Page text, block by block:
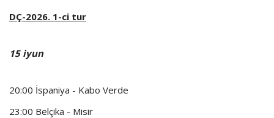
DÇ-2026. 1-ci tur
15 iyun
20:00 İspaniya - Kabo Verde
23:00 Belçika - Misir